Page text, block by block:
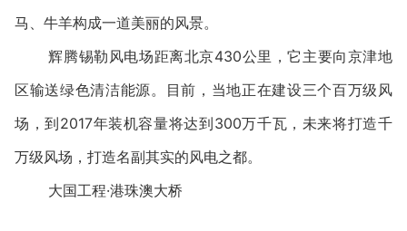
马、牛羊构成一道美丽的风景。
辉腾锡勒风电场距离北京430公里，它主要向京津地
区输送绿色清洁能源。目前，当地正在建设三个百万级风
场，到2017年装机容量将达到300万千瓦，未来将打造千
万级风场，打造名副其实的风电之都。
大国工程·港珠澳大桥